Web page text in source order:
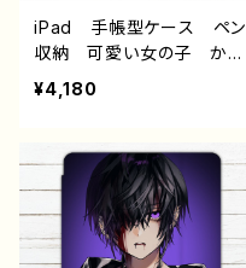
iPad 手帳型ケース ペン
収納 可愛い女の子 かっ
こいい女子 おしゃれ服
ワンピース タバコ エモ
ラ ヤンデレ 黒髪 ロン
グ ツインテール 生足
ゴシック ピアス アイパッ
ドカバー 個性的 おすす
め 人気 イラストレータ
¥4,180